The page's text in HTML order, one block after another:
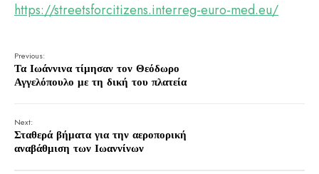
https://streetsforcitizens.interreg-euro-med.eu/
Previous:
Τα Ιωάννινα τίμησαν τον Θεόδωρο
Αγγελόπουλο με τη δική του πλατεία
Next:
Σταθερά βήματα για την αεροπορική
αναβάθμιση των Ιωαννίνων